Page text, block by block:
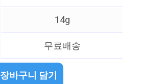
14g
무료배송
장바구니 담기